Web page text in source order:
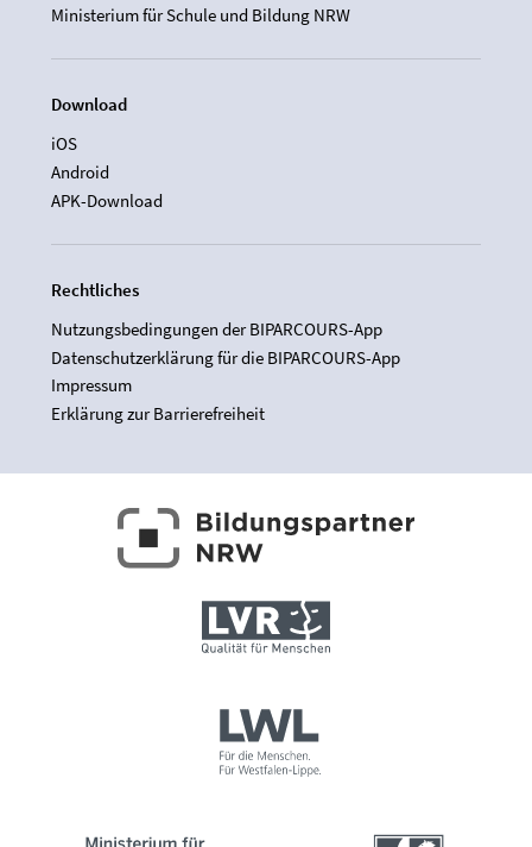
Ministerium für Schule und Bildung NRW
Download
iOS
Android
APK-Download
Rechtliches
Nutzungsbedingungen der BIPARCOURS-App
Datenschutzerklärung für die BIPARCOURS-App
Impressum
Erklärung zur Barrierefreiheit